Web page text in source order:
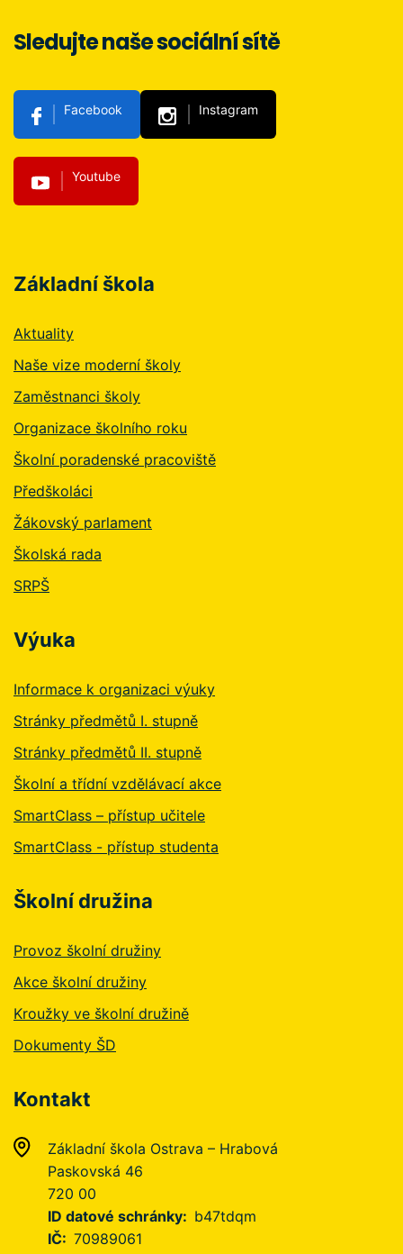
Sledujte naše sociální sítě
Facebook Instagram
Youtube
Základní škola
Aktuality
Naše vize moderní školy
Zaměstnanci školy
Organizace školního roku
Školní poradenské pracoviště
Předškoláci
Žákovský parlament
Školská rada
SRPŠ
Výuka
Informace k organizaci výuky
Stránky předmětů I. stupně
Stránky předmětů II. stupně
Školní a třídní vzdělávací akce
SmartClass – přístup učitele
SmartClass - přístup studenta
Školní družina
Provoz školní družiny
Akce školní družiny
Kroužky ve školní družině
Dokumenty ŠD
Kontakt
Základní škola Ostrava – Hrabová
Paskovská 46
720 00
ID datové schránky
b47tdqm
IČ
70989061